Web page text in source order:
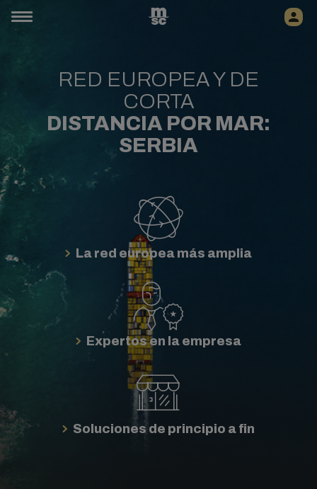
RED EUROPEA Y DE
CORTA
DISTANCIA POR MAR:
SERBIA
La red europea más amplia
Expertos en la empresa
Soluciones de principio a fin